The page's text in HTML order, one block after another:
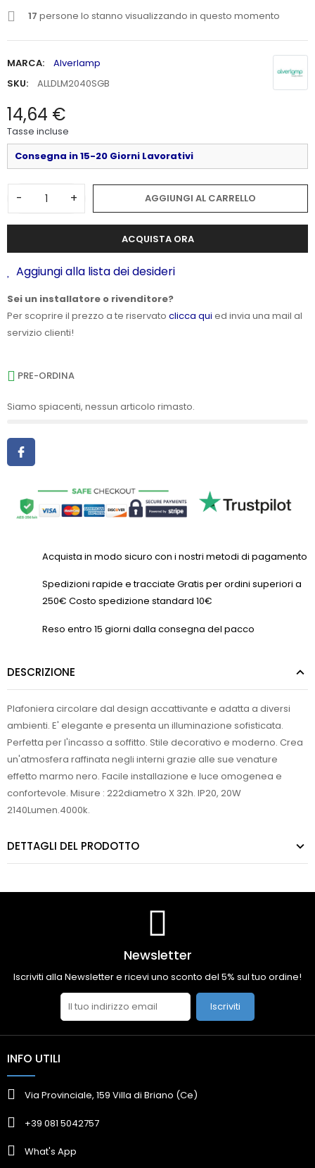
17 persone lo stanno visualizzando in questo momento
MARCA:
Alverlamp
SKU:
ALLDLM2040SGB
14,64 €
Tasse incluse
Consegna in 15-20 Giorni Lavorativi
- + AGGIUNGI AL CARRELLO
ACQUISTA ORA
Aggiungi alla lista dei desideri
Sei un installatore o rivenditore?
Per scoprire il prezzo a te riservato clicca qui ed invia una mail al
servizio clienti!
PRE-ORDINA
Siamo spiacenti, nessun articolo rimasto.
Acquista in modo sicuro con i nostri metodi di pagamento
Spedizioni rapide e tracciate Gratis per ordini superiori a
250€ Costo spedizione standard 10€
Reso entro 15 giorni dalla consegna del pacco
DESCRIZIONE
Plafoniera circolare dal design accattivante e adatta a diversi
ambienti. E' elegante e presenta un illuminazione sofisticata.
Perfetta per l'incasso a soffitto. Stile decorativo e moderno. Crea
un'atmosfera raffinata negli interni grazie alle sue venature
effetto marmo nero. Facile installazione e luce omogenea e
confortevole. Misure : 222diametro X 32h. IP20, 20W
2140Lumen.4000k.
DETTAGLI DEL PRODOTTO
Newsletter
Iscriviti alla Newsletter e ricevi uno sconto del 5% sul tuo ordine!
Iscriviti
INFO UTILI
Via Provinciale, 159 Villa di Briano (Ce)
+39 081 5042757
What's App